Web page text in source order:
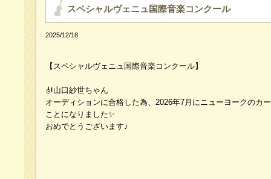
スペシャルヴェニュ国際音楽コンクール
2025/12/18
【スペシャルヴェニュ国際音楽コンクール】
🎻山口紗世ちゃん
オーディションに合格した為、2026年7月にニューヨークのカ
ことになりました✨
おめでとうございます♪